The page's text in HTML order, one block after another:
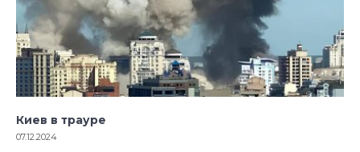
Киев в трауре
07.12.2024